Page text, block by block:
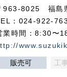
963-8025 福島
：024-922-
業時間：8:30〜
販売可 工